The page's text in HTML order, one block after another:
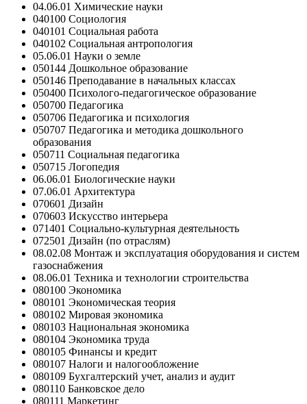
04.06.01 Химические науки
040100 Социология
040101 Социальная работа
040102 Социальная антропология
05.06.01 Науки о земле
050144 Дошкольное образование
050146 Преподавание в начальных классах
050400 Психолого-педагогическое образование
050700 Педагогика
050706 Педагогика и психология
050707 Педагогика и методика дошкольного
образования
050711 Социальная педагогика
050715 Логопедия
06.06.01 Биологические науки
07.06.01 Архитектура
070601 Дизайн
070603 Искусство интерьера
071401 Социально-культурная деятельность
072501 Дизайн (по отраслям)
08.02.08 Монтаж и эксплуатация оборудования и систем
газоснабжения
08.06.01 Техника и технологии строительства
080100 Экономика
080101 Экономическая теория
080102 Мировая экономика
080103 Национальная экономика
080104 Экономика труда
080105 Финансы и кредит
080107 Налоги и налогообложение
080109 Бухгалтерский учет, анализ и аудит
080110 Банковское дело
080111 Маркетинг